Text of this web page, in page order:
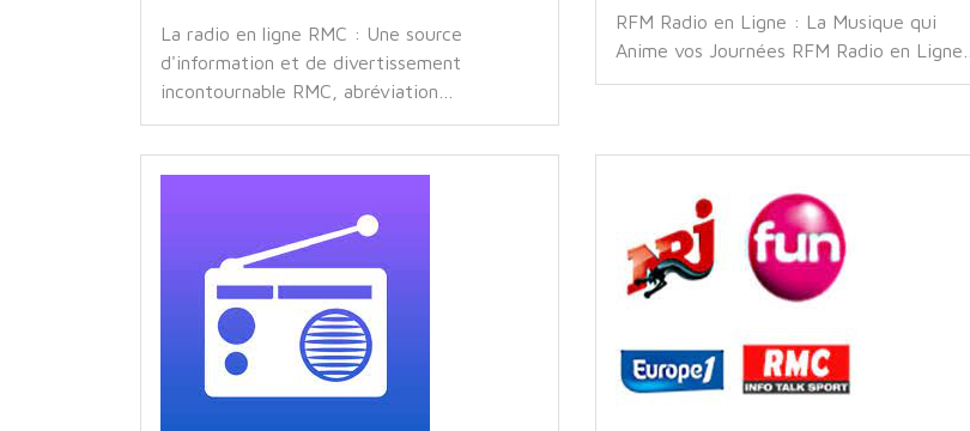
La radio en ligne RMC : Une source
d'information et de divertissement
incontournable RMC, abréviation…
RFM Radio en Ligne : La Musique qui
Anime vos Journées RFM Radio en Ligne…